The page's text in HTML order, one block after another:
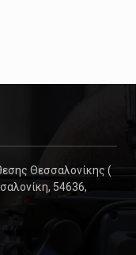
Θεσσαλονίκης (
54636,